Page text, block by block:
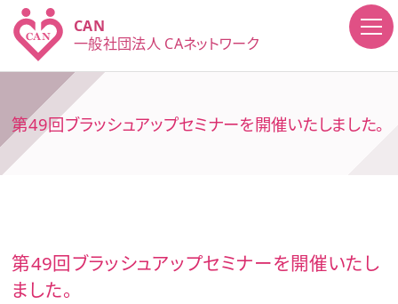
CAN
一般社団法人 CAネットワーク
第49回ブラッシュアップセミナーを開催いたしました。
第49回ブラッシュアップセミナーを開催いたし
ました。